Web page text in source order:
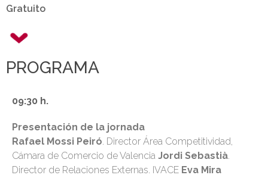
Gratuito
PROGRAMA
09:30 h.
Presentación de la jornada
Rafael Mossi Peiró. Director Área Competitividad,
Cámara de Comercio de Valencia Jordi Sebastià.
Director de Relaciones Externas. IVACE Eva Mira